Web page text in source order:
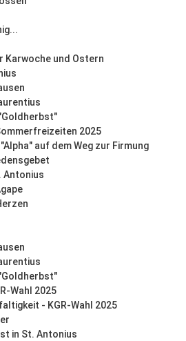
Karwoche und Ostern
2025
auf dem Weg zur Firmung
Antonius
Wahl 2025
- KGR-Wahl 2025
in St. Antonius